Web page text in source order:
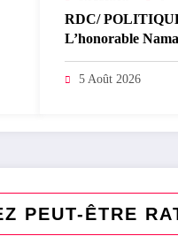
RDC/
L’honorable
Bachoke Patrick
salue la suspension
5 Août 2026
PEUT-ÊTRE